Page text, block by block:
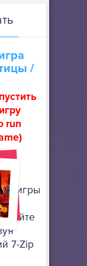
/
run
игры
7-Zip